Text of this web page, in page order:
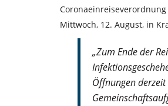
Mittwoch, 12. August, in
„Zum Ende der
Öffnungen